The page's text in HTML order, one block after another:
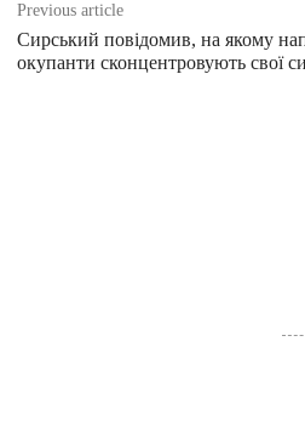
Previous article
Сирський повідомив, на якому
окупанти сконцентровують свої